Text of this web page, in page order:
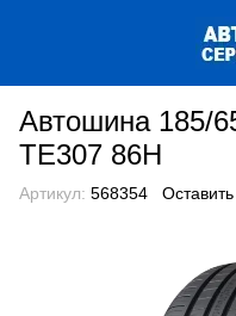
Автошина 185/
TE307 86H
Артикул: 568354